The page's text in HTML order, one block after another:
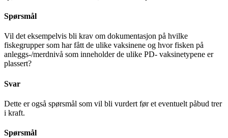
Spørsmål
Vil det eksempelvis bli krav om dokumentasjon på hvilke
fiskegrupper som har fått de ulike vaksinene og hvor fisken på
anleggs-/merdnivå som inneholder de ulike PD- vaksinetypene er
plassert?
Svar
Dette er også spørsmål som vil bli vurdert før et eventuelt påbud trer
i kraft.
Spørsmål